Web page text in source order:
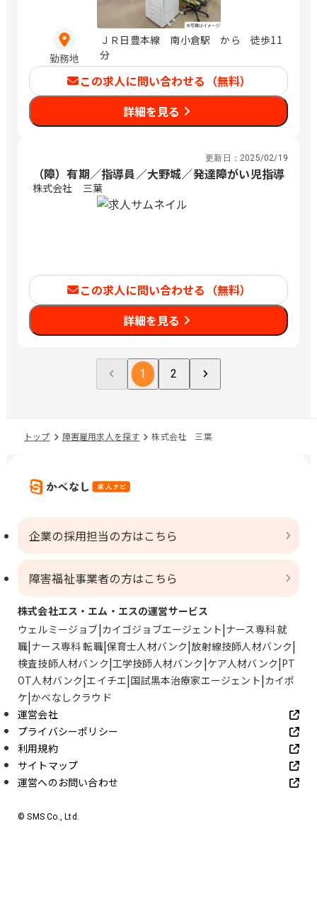
勤務地
ＪＲ日豊本線 南小倉駅 から 徒歩11
分
この求人に問い合わせる（無料）
詳細を見る
更新日： 2025/02/19
（障）有期／指導員／大野城／発達障がい児指導
株式会社 三葉
この求人に問い合わせる（無料）
詳細を見る
1 2
トップ 障害雇用求人を探す 株式会社 三葉
企業の採用担当の方はこちら
障害福祉事業者の方はこちら
株式会社エス・エム・エスの運営サービス
ウェルミージョブ カイゴジョブエージェント ナース専科 就
職 ナース専科 転職 保育士人材バンク 放射線技師人材バンク
検査技師人材バンク 工学技師人材バンク ケア人材バンク PT
OT人材バンク エイチエ 国試黒本治療家エージェント カイポ
ケ かべなしクラウド
運営会社
プライバシーポリシー
利用規約
サイトマップ
運営へのお問い合わせ
© SMS Co., Ltd.